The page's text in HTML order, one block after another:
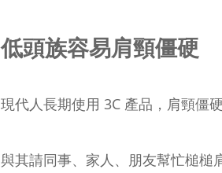
低頭族容易肩頸僵硬
現代人長期使用 3C 產品，肩頸僵
與其請同事、家人、朋友幫忙槌槌